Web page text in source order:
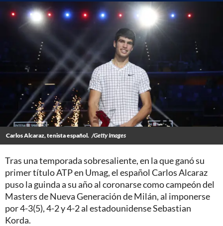
Carlos Alcaraz, tenista español. /Getty Images
Tras una temporada sobresaliente, en la que ganó su
primer título ATP en Umag, el español Carlos Alcaraz
puso la guinda a su año al coronarse como campeón del
Masters de Nueva Generación de Milán, al imponerse
por 4-3(5), 4-2 y 4-2 al estadounidense Sebastian
Korda.